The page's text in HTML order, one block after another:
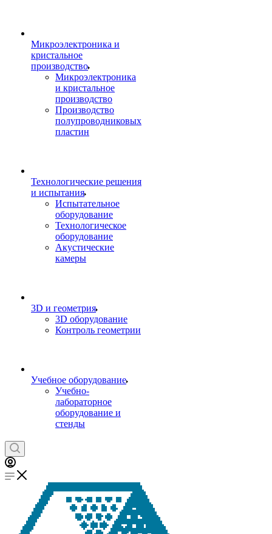
Микроэлектроника и
кристальное
производство
Микроэлектроника
и кристальное
производство
Производство
полупроводниковых
пластин
Технологические решения
и испытания
Испытательное
оборудование
Технологическое
оборудование
Акустические
камеры
3D и геометрия
3D оборудование
Контроль геометрии
Учебное оборудование
Учебно-
лабораторное
оборудование и
стенды